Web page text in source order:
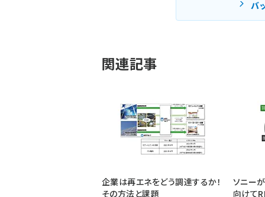
バ
関連記事
企業は再エネをどう調達するか！
その方法と課題
ソニー
向けて